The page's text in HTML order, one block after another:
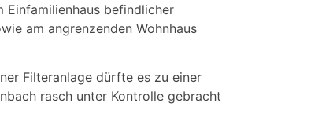
Einfamilienhaus befindlicher
am angrenzenden Wohnhaus
Filteranlage dürfte es zu einer
rasch unter Kontrolle gebracht